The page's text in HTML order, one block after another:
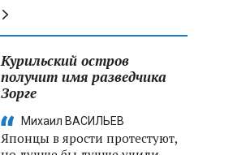
Курильский остров
получит имя разведчика
Зорге
Михаил ВАСИЛЬЕВ
Японцы в ярости протестуют,